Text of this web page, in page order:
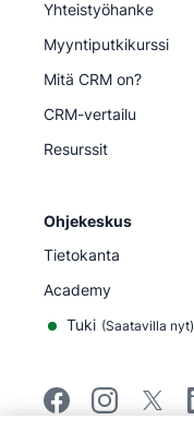
Yhteistyöhanke
Myyntiputkikurssi
Mitä CRM on?
CRM-vertailu
Resurssit
Ohjekeskus
Tietokanta
Academy
Tuki (Saatavilla nyt)